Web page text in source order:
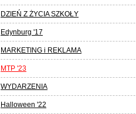
DZIEŃ Z ŻYCIA SZKOŁY
Edynburg '17
MARKETING i REKLAMA
MTP '23
WYDARZENIA
Halloween '22